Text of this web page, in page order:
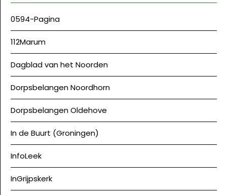
0594-Pagina
112Marum
Dagblad van het Noorden
Dorpsbelangen Noordhorn
Dorpsbelangen Oldehove
In de Buurt (Groningen)
InfoLeek
InGrijpskerk